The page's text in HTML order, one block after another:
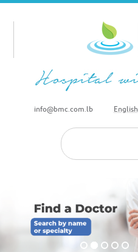
info@bmc.com.lb English